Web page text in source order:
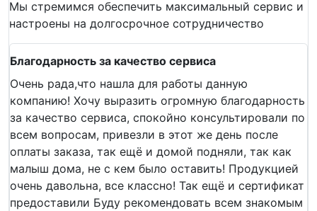
Мы стремимся обеспечить максимальный сервис и
настроены на долгосрочное сотрудничество
Благодарность за качество сервиса
Очень рада,что нашла для работы данную
компанию! Хочу выразить огромную благодарность
за качество сервиса, спокойно консультировали по
всем вопросам, привезли в этот же день после
оплаты заказа, так ещё и домой подняли, так как
малыш дома, не с кем было оставить! Продукцией
очень давольна, все классно! Так ещё и сертификат
предоставили Буду рекомендовать всем знакомым